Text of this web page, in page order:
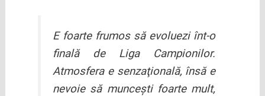
E foarte frumos să evoluezi înt-o
finală de Liga Campionilor.
Atmosfera e senzaţională, însă e
nevoie să munceşti foarte mult,